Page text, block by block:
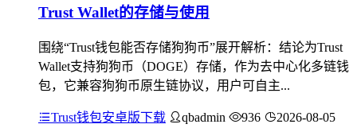
Trust Wallet的存储与使用
围绕“Trust钱包能否存储狗狗币”展开解析：结论为Trust
Wallet支持狗狗币（DOGE）存储，作为去中心化多链钱
包，它兼容狗狗币原生链协议，用户可自主...
Trust钱包安卓版下载 qbadmin 936 2026-08-05